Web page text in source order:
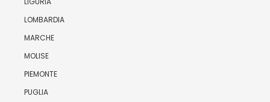
LOMBARDIA
MARCHE
MOLISE
PIEMONTE
PUGLIA